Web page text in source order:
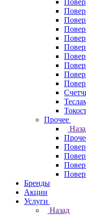
Прочее
Бренды
Акции
Услуги
Назад